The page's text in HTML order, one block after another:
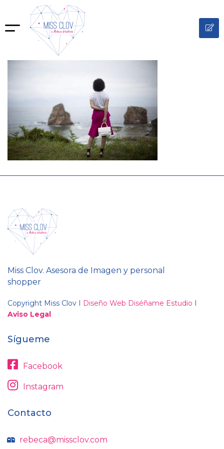
Miss Clov. Asesora de Imagen y personal
shopper
Copyright Miss Clov I Diseño Web Diséñame Estudio I
Aviso Legal
Sígueme
Facebook
Instagram
Contacto
rebeca@missclov.com